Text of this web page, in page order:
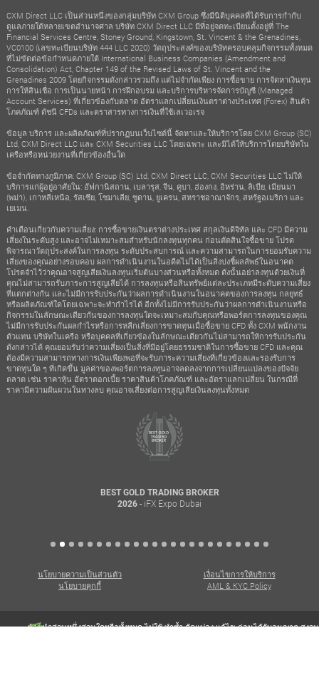
CXM Direct LLC เป็นส่วนหนึ่งของกลุ่มบริษัท CXM Group ซึ่งมีนิติบุคคลที่ได้รับการกำกับ
ดูแลภายใต้หลายเขตอำนาจศาล บริษัท CXM Direct LLC มีที่อยู่จดทะเบียนตั้งอยู่ที่ The
Financial Services Centre, Stoney Ground, Kingstown, St. Vincent & the Grenadines,
VC0100 (เลขทะเบียนบริษัท 444 LLC 2020) วัตถุประสงค์ของบริษัทครอบคลุมกิจกรรมทั้งหมด
ที่ไม่ขัดต่อข้อกำหนดภายใต้ International Business Companies (Amendment and
Consolidation) Act, Chapter 149 of the Revised Laws of St. Vincent and the
Grenadines 2009 โดยกิจกรรมดังกล่าวรวมถึง แต่ไม่จำกัดเพียง การซื้อขาย การจัดหาเงินทุน
การให้สินเชื่อ การเป็นนายหน้า การฝึกอบรม และบริการบริหารจัดการบัญชี (Managed
Account Services) ที่เกี่ยวข้องกับตลาด อัตราแลกเปลี่ยนเงินตราต่างประเทศ (Forex) สินค้า
โภคภัณฑ์ ดัชนี CFDs และตราสารทางการเงินที่ใช้เลเวอเรจ
ข้อมูล บริการ และผลิตภัณฑ์ที่ปรากฏบนเว็บไซต์นี้ จัดหาและให้บริการโดย CXM Group (SC)
Ltd, CXM Direct LLC และ CXM Securities LLC โดยเฉพาะ และมิได้ให้บริการโดยบริษัทใน
เครือหรือหน่วยงานที่เกี่ยวข้องอื่นใด
ข้อจำกัดทางภูมิภาค: CXM Group (SC) Ltd, CXM Direct LLC, CXM Securities LLC ไม่ให้
บริการแก่ผู้อยู่อาศัยใน: อัฟกานิสถาน, เบลารุส, จีน, คูบา, ฮ่องกง, อิหร่าน, ลิเบีย, เมียนมา
(พม่า), เกาหลีเหนือ, รัสเซีย, โซมาเลีย, ซูดาน, ยูเครน, สหราชอาณาจักร, สหรัฐอเมริกา และ
เยเมน.
คำเตือนเกี่ยวกับความเสี่ยง: การซื้อขายเงินตราต่างประเทศ สกุลเงินดิจิทัล และ CFD มีความ
เสี่ยงในระดับสูง และอาจไม่เหมาะสมสำหรับนักลงทุนทุกคน ก่อนตัดสินใจซื้อขาย โปรด
พิจารณาวัตถุประสงค์ในการลงทุน ระดับประสบการณ์ และความสามารถในการยอมรับความ
เสี่ยงของคุณอย่างรอบคอบ ผลการดำเนินงานในอดีตไม่ได้เป็นสิ่งบ่งชี้ผลลัพธ์ในอนาคต
โปรดจำไว้ว่าคุณอาจสูญเสียเงินลงทุนเริ่มต้นบางส่วนหรือทั้งหมด ดังนั้นอย่าลงทุนด้วยเงินที่
คุณไม่สามารถรับภาระการสูญเสียได้ การลงทุนหรือสินทรัพย์แต่ละประเภทมีระดับความเสี่ยง
ที่แตกต่างกัน และไม่มีการรับประกันว่าผลการดำเนินงานในอนาคตของการลงทุน กลยุทธ์
หรือผลิตภัณฑ์ใดโดยเฉพาะจะทำกำไรได้ อีกทั้งไม่มีการรับประกันว่าผลการดำเนินงานหรือ
กิจกรรมในลักษณะเดียวกันของการลงทุนใดจะเหมาะสมกับคุณหรือพอร์ตการลงทุนของคุณ
ไม่มีการรับประกันผลกำไรหรือการหลีกเลี่ยงการขาดทุนเมื่อซื้อขาย CFD ทั้ง CXM พนักงาน
ตัวแทน บริษัทในเครือ หรือบุคคลที่เกี่ยวข้องในลักษณะเดียวกันไม่สามารถให้การรับประกัน
ดังกล่าวได้ คุณยอมรับว่าความเสี่ยงเป็นสิ่งที่มีอยู่โดยธรรมชาติในการซื้อขาย CFD และคุณ
ต้องมีความสามารถทางการเงินเพียงพอที่จะรับภาระความเสี่ยงที่เกี่ยวข้องและรองรับการ
ขาดทุนใด ๆ ที่เกิดขึ้น มูลค่าของพอร์ตการลงทุนอาจลดลงจากการเปลี่ยนแปลงของปัจจัย
ตลาด เช่น ราคาหุ้น อัตราดอกเบี้ย ราคาสินค้าโภคภัณฑ์ และอัตราแลกเปลี่ยน ในกรณีที่
ราคามีความผันผวนในทางลบ คุณอาจเสี่ยงต่อการสูญเสียเงินลงทุนทั้งหมด
BEST GOLD TRADING BROKER
2026 - iFX Expo Dubai
นโยบายความเป็นส่วนตัว
เงื่อนไขการให้บริการ
นโยบายคุกกี้
AML & KYC Policy
ห้ามนำส่วนหนึ่งส่วนใดหรือทั้งหมด ไปใช้ ทำซ้ำ ดัดแปลง แก้ไข ก่อนได้รับอนุญาต สงวน